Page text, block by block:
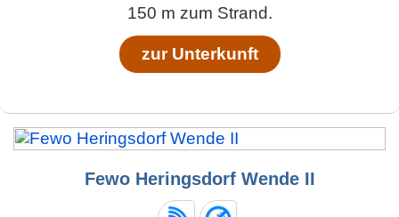
150 m zum Strand.
zur Unterkunft
Fewo Heringsdorf Wende II